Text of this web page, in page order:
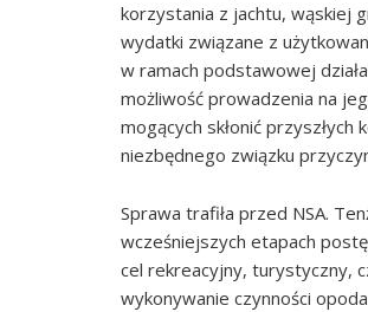
korzystania z jachtu, wąskiej
wydatki związane z
w ramach podstawowej
możliwość prowadzenia na
mogących skłonić
niezbędnego związku
Sprawa trafiła przed NSA.
wcześniejszych etapach
cel rekreacyjny, turystyczny,
wykonywanie czynności